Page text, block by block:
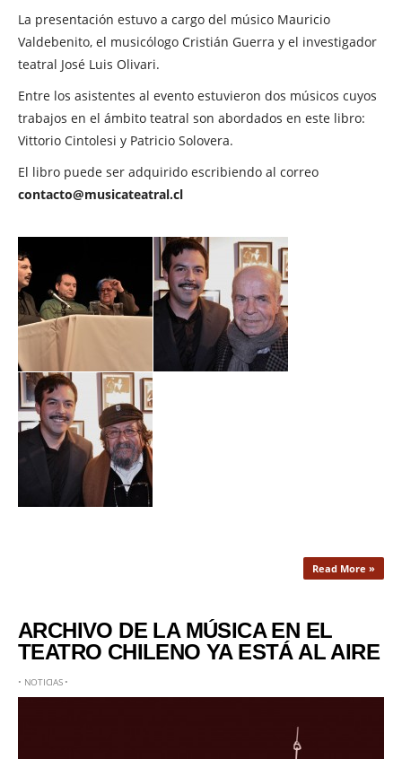
La presentación estuvo a cargo del músico Mauricio
Valdebenito, el musicólogo Cristián Guerra y el investigador
teatral José Luis Olivari.
Entre los asistentes al evento estuvieron dos músicos cuyos
trabajos en el ámbito teatral son abordados en este libro:
Vittorio Cintolesi y Patricio Solovera.
El libro puede ser adquirido escribiendo al correo
contacto@musicateatral.cl
Read More »
ARCHIVO DE LA MÚSICA EN EL
TEATRO CHILENO YA ESTÁ AL AIRE
• NOTICIAS•